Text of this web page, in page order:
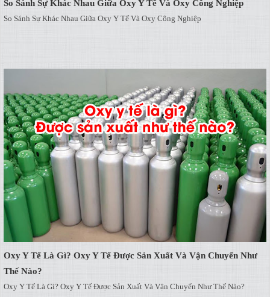
So Sánh Sự Khác Nhau Giữa Oxy Y Tế Và Oxy Công Nghiệp
So Sánh Sự Khác Nhau Giữa Oxy Y Tế Và Oxy Công Nghiệp
Oxy Y Tế Là Gì? Oxy Y Tế Được Sản Xuất Và Vận Chuyển Như
Thế Nào?
Oxy Y Tế Là Gì? Oxy Y Tế Được Sản Xuất Và Vận Chuyển Như Thế Nào?